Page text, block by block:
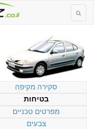
סקירה מקיפה
בטיחות
מפרטים טכניים
צבעים